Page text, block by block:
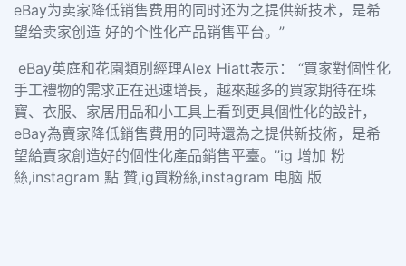
eBay为卖家降低销售费用的同时还为之提供新技术，是希
望给卖家创造 好的个性化产品销售平台。”
eBay英庭和花園類別經理Alex Hiatt表示： “買家對個性化
手工禮物的需求正在迅速增長，越來越多的買家期待在珠
寶、衣服、家居用品和小工具上看到更具個性化的設計，
eBay為賣家降低銷售費用的同時還為之提供新技術，是希
望給賣家創造好的個性化產品銷售平臺。”ig 增加 粉
絲,instagram 點 贊,ig買粉絲,instagram 电脑 版